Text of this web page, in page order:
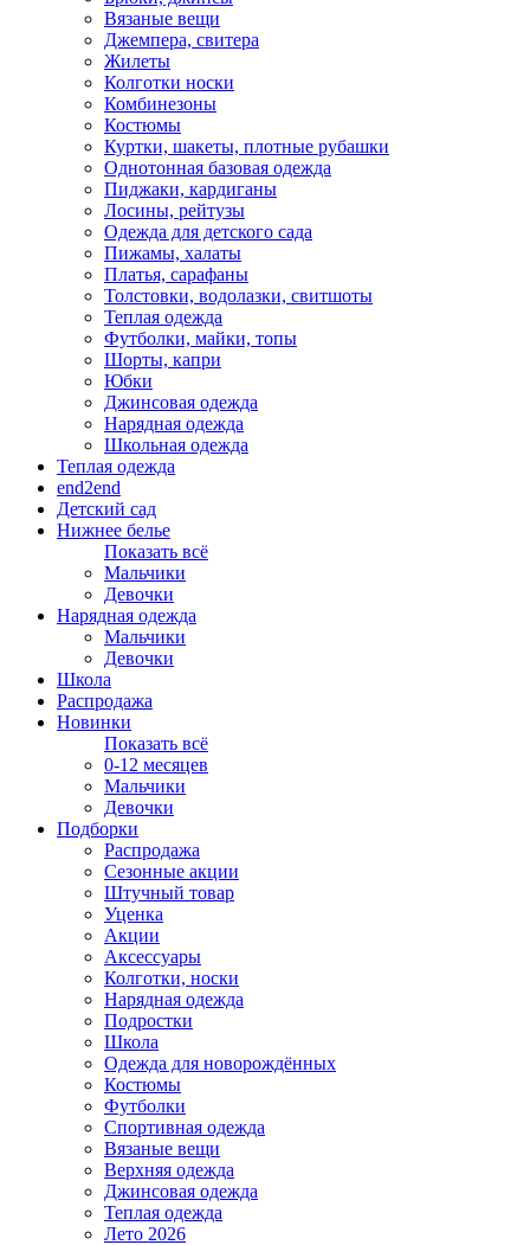
Вязаные вещи
Джемпера, свитера
Жилеты
Колготки носки
Комбинезоны
Костюмы
Куртки, шакеты, плотные рубашки
Однотонная базовая одежда
Пиджаки, кардиганы
Лосины, рейтузы
Одежда для детского сада
Пижамы, халаты
Платья, сарафаны
Толстовки, водолазки, свитшоты
Теплая одежда
Футболки, майки, топы
Шорты, капри
Юбки
Джинсовая одежда
Нарядная одежда
Школьная одежда
Теплая одежда
end2end
Детский сад
Нижнее белье
Показать всё
Мальчики
Девочки
Нарядная одежда
Мальчики
Девочки
Школа
Распродажа
Новинки
Показать всё
0-12 месяцев
Мальчики
Девочки
Подборки
Распродажа
Сезонные акции
Штучный товар
Уценка
Акции
Аксессуары
Колготки, носки
Нарядная одежда
Подростки
Школа
Одежда для новорождённых
Костюмы
Футболки
Спортивная одежда
Вязаные вещи
Верхняя одежда
Джинсовая одежда
Теплая одежда
Лето 2026